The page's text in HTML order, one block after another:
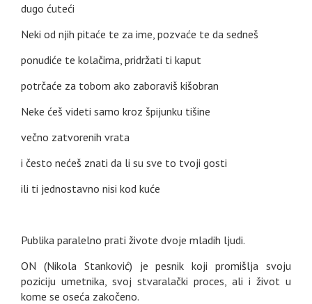
dugo ćuteći
Neki od njih pitaće te za ime, pozvaće te da sedneš
ponudiće te kolačima, pridržati ti kaput
potrčaće za tobom ako zaboraviš kišobran
Neke ćeš videti samo kroz špijunku tišine
večno zatvorenih vrata
i često nećeš znati da li su sve to tvoji gosti
ili ti jednostavno nisi kod kuće
Publika paralelno prati živote dvoje mladih ljudi.
ON (Nikola Stanković) je pesnik koji promišlja svoju
poziciju umetnika, svoj stvaralački proces, ali i život u
kome se oseća zakočeno.